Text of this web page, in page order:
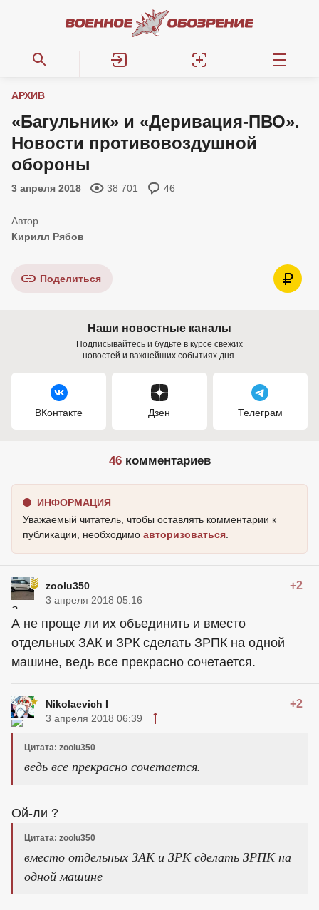
АРХИВ
«Багульник» и «Деривация-ПВО».
Новости противовоздушной
обороны
3 апреля 2018 38 701 46
Кирилл Рябов
Поделиться
Наши новостные каналы
Подписывайтесь и будьте в курсе свежих
новостей и важнейших событиях дня.
ВКонтакте Дзен Телеграм
46комментариев
ИНФОРМАЦИЯ
Уважаемый читатель, чтобы оставлять комментарии к
публикации, необходимо авторизоваться
zoolu350 +2
3 апреля 2018 05:16
А не проще ли их объединить и вместо
отдельных ЗАК и ЗРК сделать ЗРПК на одной
машине, ведь все прекрасно сочетается.
Nikolaevich I +2
3 апреля 2018 06:39
Цитата: zoolu350
ведь все прекрасно сочетается.
Ой-ли ?
Цитата: zoolu350
вместо отдельных ЗАК и ЗРК сделать ЗРПК на
одной машине